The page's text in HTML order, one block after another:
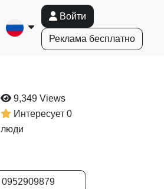
Войти
Реклама бесплатно
9,349 Views
Интересует 0
люди